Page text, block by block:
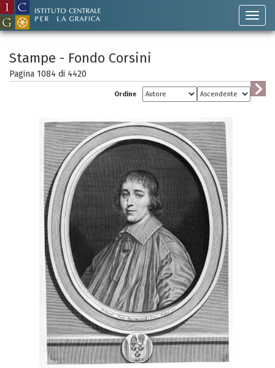
Stampe - Fondo Corsini
Pagina 1084 di 4420
Ordine